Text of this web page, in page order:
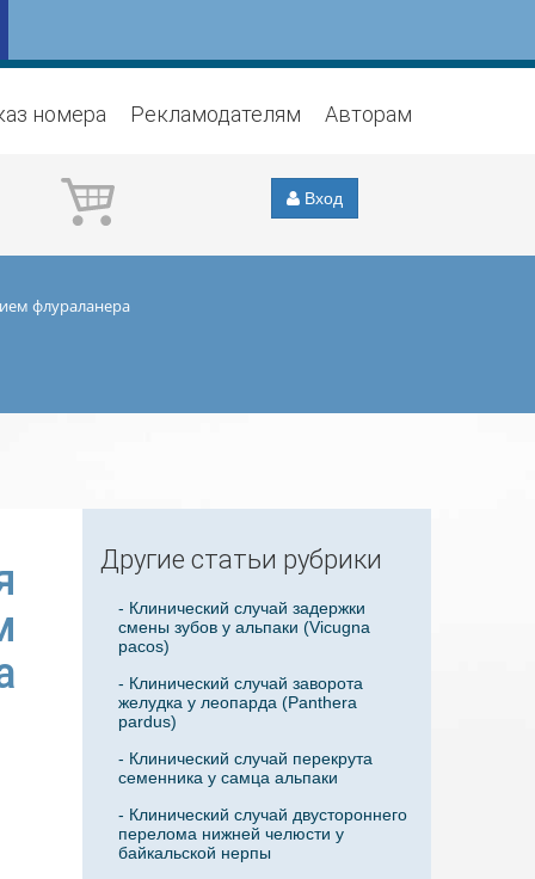
номера Рекламодателям Авторам
Вход
флураланера
Другие статьи рубрики
- Клинический случай задержки
смены зубов у альпаки (Vicugna
pacos)
- Клинический случай заворота
желудка у леопарда (Panthera
pardus)
- Клинический случай перекрута
семенника у самца альпаки
- Клинический случай двустороннего
перелома нижней челюсти у
байкальской нерпы